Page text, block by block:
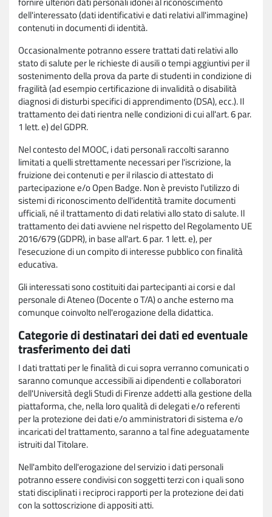
dell'interessato (dati identificativi e dati relativi all'immagine)
contenuti in documenti di identità.
Occasionalmente potranno essere trattati dati relativi allo
stato di salute per le richieste di ausili o tempi aggiuntivi per il
sostenimento della prova da parte di studenti in condizione di
fragilità (ad esempio certificazione di invalidità o disabilità
diagnosi di disturbi specifici di apprendimento (DSA), ecc.). Il
trattamento dei dati rientra nelle condizioni di cui all'art. 6 par.
1 lett. e) del GDPR.
Nel contesto del MOOC, i dati personali raccolti saranno
limitati a quelli strettamente necessari per l'iscrizione, la
fruizione dei contenuti e per il rilascio di attestato di
partecipazione e/o Open Badge. Non è previsto l'utilizzo di
sistemi di riconoscimento dell'identità tramite documenti
ufficiali, né il trattamento di dati relativi allo stato di salute. Il
trattamento dei dati avviene nel rispetto del Regolamento UE
2016/679 (GDPR), in base all'art. 6 par. 1 lett. e), per
l'esecuzione di un compito di interesse pubblico con finalità
educativa.
Gli interessati sono costituiti dai partecipanti ai corsi e dal
personale di Ateneo (Docente o T/A) o anche esterno ma
comunque coinvolto nell'erogazione della didattica.
Categorie di destinatari dei dati ed eventuale
trasferimento dei dati
I dati trattati per le finalità di cui sopra verranno comunicati o
saranno comunque accessibili ai dipendenti e collaboratori
dell'Università degli Studi di Firenze addetti alla gestione della
piattaforma, che, nella loro qualità di delegati e/o referenti
per la protezione dei dati e/o amministratori di sistema e/o
incaricati del trattamento, saranno a tal fine adeguatamente
istruiti dal Titolare.
Nell'ambito dell'erogazione del servizio i dati personali
potranno essere condivisi con soggetti terzi con i quali sono
stati disciplinati i reciproci rapporti per la protezione dei dati
con la sottoscrizione di appositi atti.